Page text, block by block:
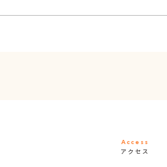
Access
アクセス